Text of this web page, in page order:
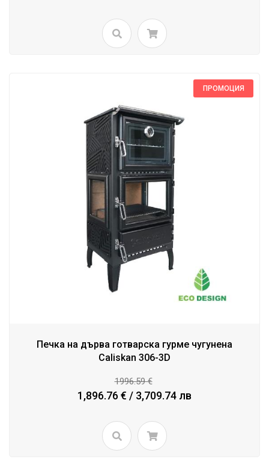
ПРОМОЦИЯ
Печка на дърва готварска гурме чугунена
Caliskan 306-3D
1996.59 €
1,896.76 € / 3,709.74 лв